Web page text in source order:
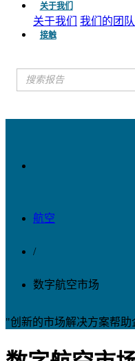
关于我们
关于我们 我们的团队
接触
航空
/
数字航空市场
"创新的市场解决方案帮